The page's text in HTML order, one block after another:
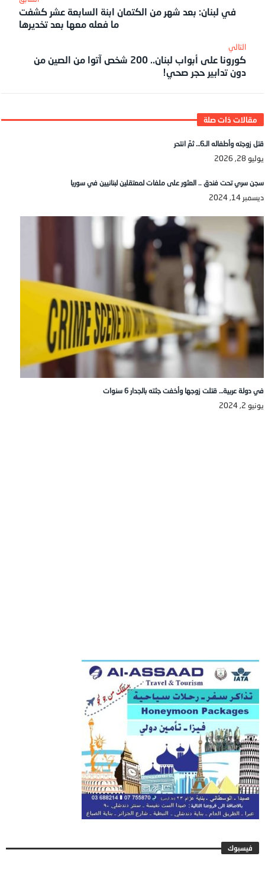
في لبنان: بعد شهر من الكتمان ابنة السابعة عشر كشفت
ما فعله معها بعد تخديرها
‎التالي
كورونا على أبواب لبنان.. 200 شخص آتوا من الصين من
دون تدابير حجر صحي!
قتل زوجته وأطفاله الـ6… ثمّ انتحر
يوليو 28, 2026
سجن سري تحت فندق .. العثور على ملفات لمعتقلين لبنانيين في سوريا
ديسمبر 14, 2024
في دولة عربية… قتلت زوجها وأخفت جثته بالجدار 6 سنوات
يونيو 2, 2024
فيسبوك